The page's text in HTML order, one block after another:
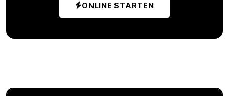
ONLINE STARTEN